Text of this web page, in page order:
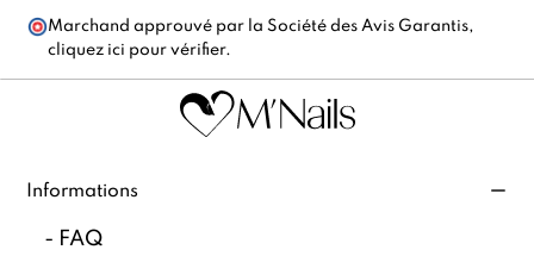
Marchand approuvé par la Société des Avis Garantis,
cliquez ici pour vérifier.
Informations
- FAQ